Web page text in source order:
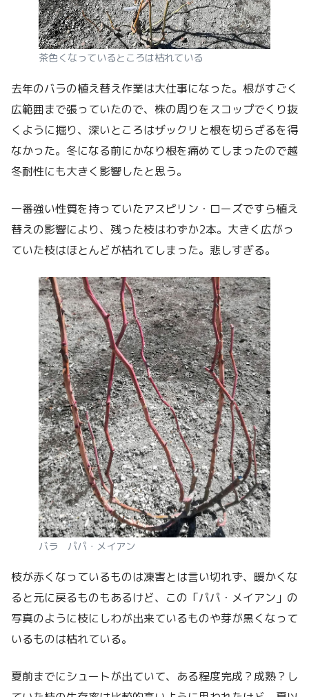
茶色くなっているところは枯れている
去年のバラの植え替え作業は大仕事になった。根がすごく
広範囲まで張っていたので、株の周りをスコップでくり抜
くように掘り、深いところはザックリと根を切らざるを得
なかった。冬になる前にかなり根を痛めてしまったので越
冬耐性にも大きく影響したと思う。
一番強い性質を持っていたアスピリン・ローズですら植え
替えの影響により、残った枝はわずか2本。大きく広がっ
ていた枝はほとんどが枯れてしまった。悲しすぎる。
バラ パパ・メイアン
枝が赤くなっているものは凍害とは言い切れず、暖かくな
ると元に戻るものもあるけど、この「パパ・メイアン」の
写真のように枝にしわが出来ているものや芽が黒くなって
いるものは枯れている。
夏前までにシュートが出ていて、ある程度完成？成熟？し